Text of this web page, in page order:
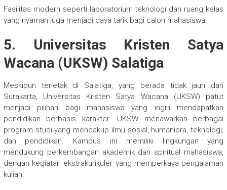
Fasilitas modern seperti laboratorium teknologi dan ruang kelas
yang nyaman juga menjadi daya tarik bagi calon mahasiswa.
5. Universitas Kristen Satya
Wacana (UKSW) Salatiga
Meskipun terletak di Salatiga, yang berada tidak jauh dari
Surakarta, Universitas Kristen Satya Wacana (UKSW) patut
menjadi pilihan bagi mahasiswa yang ingin mendapatkan
pendidikan berbasis karakter. UKSW menawarkan berbagai
program studi yang mencakup ilmu sosial, humaniora, teknologi,
dan pendidikan. Kampus ini memiliki lingkungan yang
mendukung perkembangan akademik dan spiritual mahasiswa,
dengan kegiatan ekstrakurikuler yang memperkaya pengalaman
kuliah.